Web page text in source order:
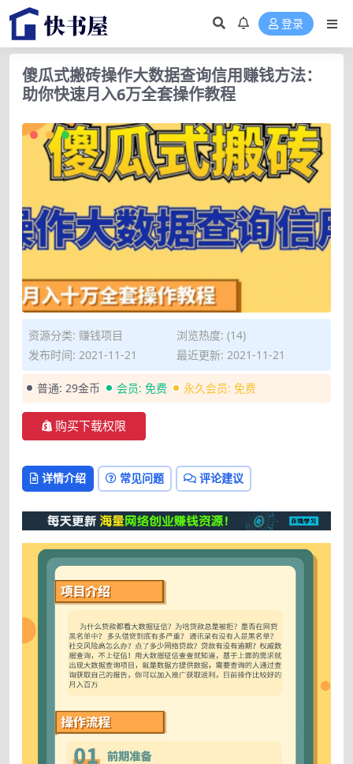
登录
傻瓜式搬砖操作大数据查询信用赚钱方法：
助你快速月入6万全套操作教程
资源分类: 赚钱项目
浏览热度: (14)
发布时间: 2021-11-21
最近更新: 2021-11-21
普通: 29金币 会员: 免费 永久会员: 免费
购买下载权限
详情介绍 常见问题 评论建议